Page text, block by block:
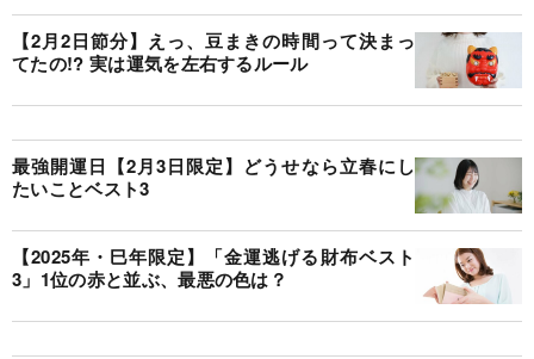
【2月2日節分】えっ、豆まきの時間って決まっ
てたの!? 実は運気を左右するルール
最強開運日【2月3日限定】どうせなら立春にし
たいことベスト3
【2025年・巳年限定】「金運逃げる財布ベスト
3」1位の赤と並ぶ、最悪の色は？